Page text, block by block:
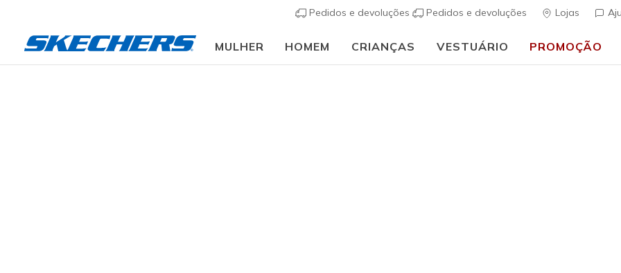
Pedidos e devoluções Pedidos e devoluções Lojas
MULHER HOMEM CRIANÇAS VESTUÁRIO PROMOÇÃO